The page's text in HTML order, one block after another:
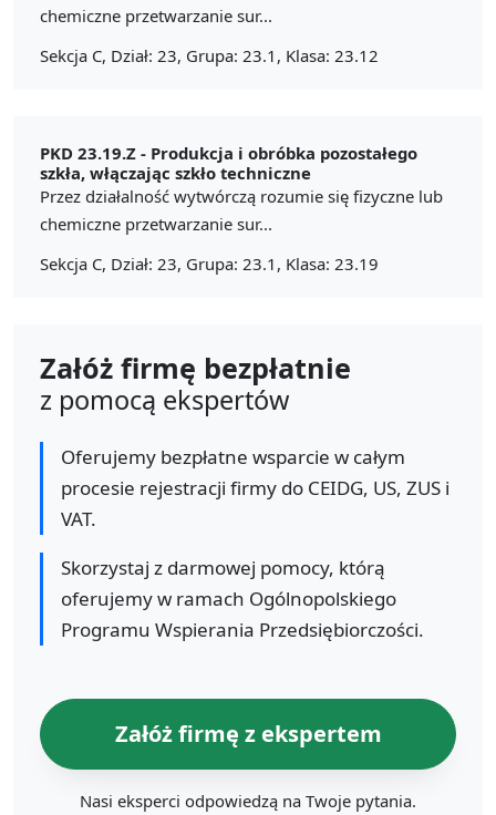
chemiczne przetwarzanie sur...
Sekcja C, Dział: 23, Grupa: 23.1, Klasa: 23.12
PKD 23.19.Z - Produkcja i obróbka pozostałego
szkła, włączając szkło techniczne
Przez działalność wytwórczą rozumie się fizyczne lub
chemiczne przetwarzanie sur...
Sekcja C, Dział: 23, Grupa: 23.1, Klasa: 23.19
Załóż firmę bezpłatnie
z pomocą ekspertów
Oferujemy bezpłatne wsparcie w całym
procesie rejestracji firmy do CEIDG, US, ZUS i
VAT.
Skorzystaj z darmowej pomocy, którą
oferujemy w ramach Ogólnopolskiego
Programu Wspierania Przedsiębiorczości.
Załóż firmę z ekspertem
Nasi eksperci odpowiedzą na Twoje pytania.